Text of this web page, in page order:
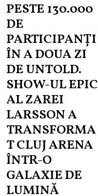
PESTE 130.000
DE
PARTICIPANȚI
ÎN A DOUA ZI
DE UNTOLD.
SHOW-UL EPIC
AL ZAREI
LARSSON A
TRANSFORMA
T CLUJ ARENA
ÎNTR-O
GALAXIE DE
LUMINĂ